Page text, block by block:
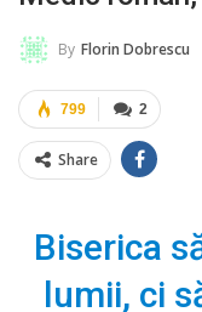
By Florin Dobrescu
2
799
Share
Biserica
lumii, ci